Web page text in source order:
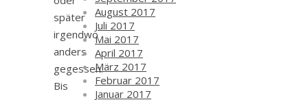
später
irgendwo
anders
gegessen.
Bis
August 2017
Juli 2017
Mai 2017
April 2017
März 2017
Februar 2017
Januar 2017